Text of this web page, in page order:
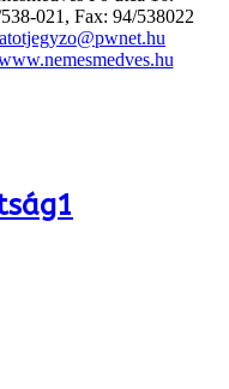
021, Fax: 94/538022